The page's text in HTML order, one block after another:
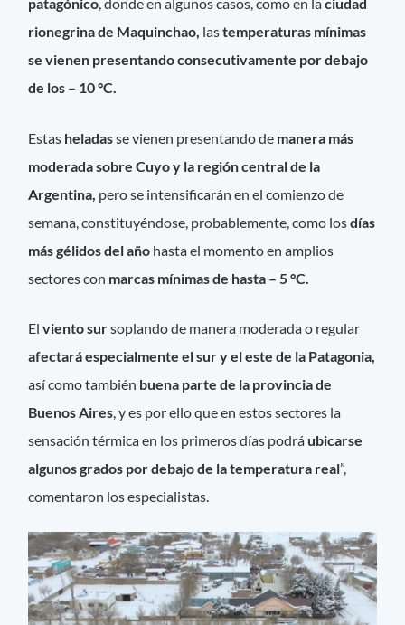
patagónico, donde en algunos casos, como en laciudad
rionegrina de Maquinchao, lastemperaturas mínimas
se vienen presentando consecutivamente por debajo
de los – 10 °C.
Estas heladasse vienen presentando de manera más
moderada sobre Cuyo y la región central de la
Argentina, pero se intensificarán en el comienzo de
semana, constituyéndose, probablemente, como losdías
más gélidos del año hasta el momento en amplios
sectores con marcas mínimas de hasta – 5 °C.
Elviento sursoplando de manera moderada o regular
afectará especialmente el sur y el este de la Patagonia,
así como también buena parte de la provincia de
Buenos Aires, y es por ello que en estos sectores la
sensación térmica en los primeros días podrá ubicarse
algunos grados por debajo de la temperatura real”,
comentaron los especialistas.